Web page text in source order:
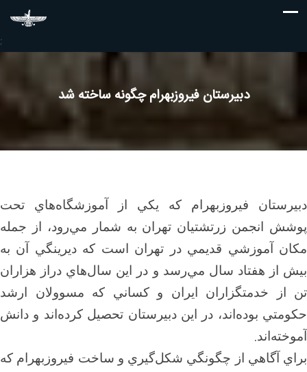
;
دبيرستان فيروزبهرام چگونه ساخته شد
دبيرستان فيروزبهرام كه يكي از آموزشگاه‌هاي تحت
پوشش انجمن زرتشتيان تهران به شمار مي‌رود، از جمله
مكان آموزشي قديمي در تهران است كه ديرينگي آن به
بيش از هفتاد سال مي‌رسد و در اين سال‌هاي دراز هزاران
تن از خدمتگزاران ايران و كساني كه مسوولان ارشد
حكومتي بوده‌اند، در اين دبيرستان تحصيل كرده‌اند و دانش
آموخته‌اند.
براي آگاهي از چگونگي شكل‌گيري و ساخت فيروزبهرام كه